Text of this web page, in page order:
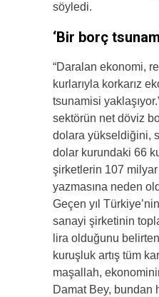
söyledi.
‘Bir borç
“Daralan ekonomi,
kurlarıyla korkarız
tsunamisi
sektörün net döviz
dolara yükseldiğini,
dolar kurundaki 66
şirketlerin 107 milyar
yazmasına neden
Geçen yıl
sanayi şirketinin
lira olduğunu
kuruşluk artış tüm
maşallah,
Damat Bey, bundan